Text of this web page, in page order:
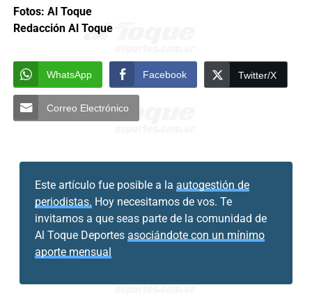
Fotos: Al Toque
Redacción Al Toque
WhatsApp Facebook Twitter/X
Correo Electrónico
Este artículo fue posible a la autogestión de
periodistas. Hoy necesitamos de vos. Te
invitamos a que seas parte de la comunidad de
Al Toque Deportes asociándote con un mínimo
aporte mensual